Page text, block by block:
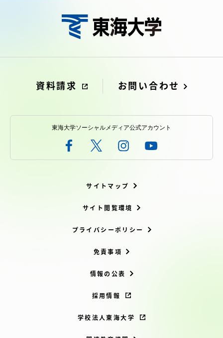
資料請求 お問い合わせ
東海大学ソーシャルメディア公式アカウント
サイトマップ
サイト閲覧環境
プライバシーポリシー
免責事項
情報の公表
採用情報
学校法人東海大学